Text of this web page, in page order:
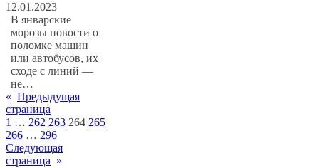
12.01.2023
В январские
морозы новости о
поломке машин
или автобусов, их
сходе с линий —
не…
« Предыдущая
страница
1 … 262 263 264 265
266 … 296
Следующая
страница »